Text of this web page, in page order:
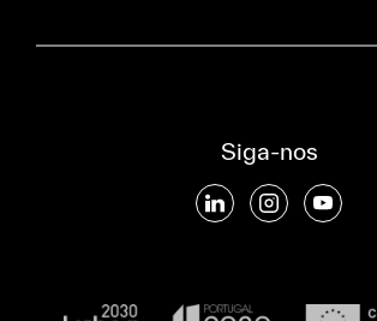
Subscreva a nossa Newsletter
Siga-nos